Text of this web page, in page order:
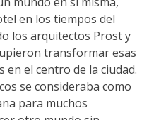
en los tiempos del
los arquitectos Prost y
transformar esas
en el centro de la ciudad.
se consideraba como
para muchos